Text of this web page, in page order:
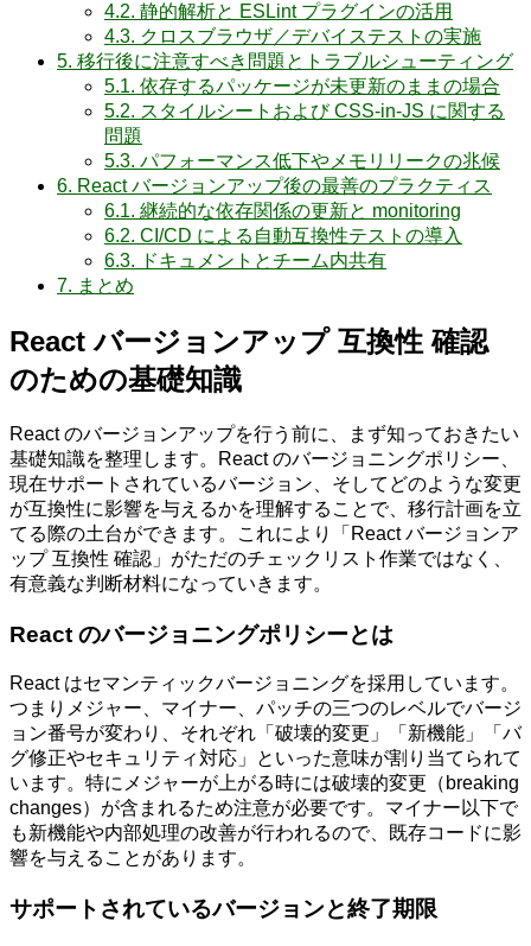
4.2. 静的解析と ESLint プラグインの活用
4.3. クロスブラウザ／デバイステストの実施
5. 移行後に注意すべき問題とトラブルシューティング
5.1. 依存するパッケージが未更新のままの場合
5.2. スタイルシートおよび CSS-in-JS に関する
問題
5.3. パフォーマンス低下やメモリリークの兆候
6. React バージョンアップ後の最善のプラクティス
6.1. 継続的な依存関係の更新と monitoring
6.2. CI/CD による自動互換性テストの導入
6.3. ドキュメントとチーム内共有
7. まとめ
React バージョンアップ 互換性 確認
のための基礎知識
React のバージョンアップを行う前に、まず知っておきたい
基礎知識を整理します。React のバージョニングポリシー、
現在サポートされているバージョン、そしてどのような変更
が互換性に影響を与えるかを理解することで、移行計画を立
てる際の土台ができます。これにより「React バージョンア
ップ 互換性 確認」がただのチェックリスト作業ではなく、
有意義な判断材料になっていきます。
React のバージョニングポリシーとは
React はセマンティックバージョニングを採用しています。
つまりメジャー、マイナー、パッチの三つのレベルでバージ
ョン番号が変わり、それぞれ「破壊的変更」「新機能」「バ
グ修正やセキュリティ対応」といった意味が割り当てられて
います。特にメジャーが上がる時には破壊的変更（breaking
changes）が含まれるため注意が必要です。マイナー以下で
も新機能や内部処理の改善が行われるので、既存コードに影
響を与えることがあります。
サポートされているバージョンと終了期限